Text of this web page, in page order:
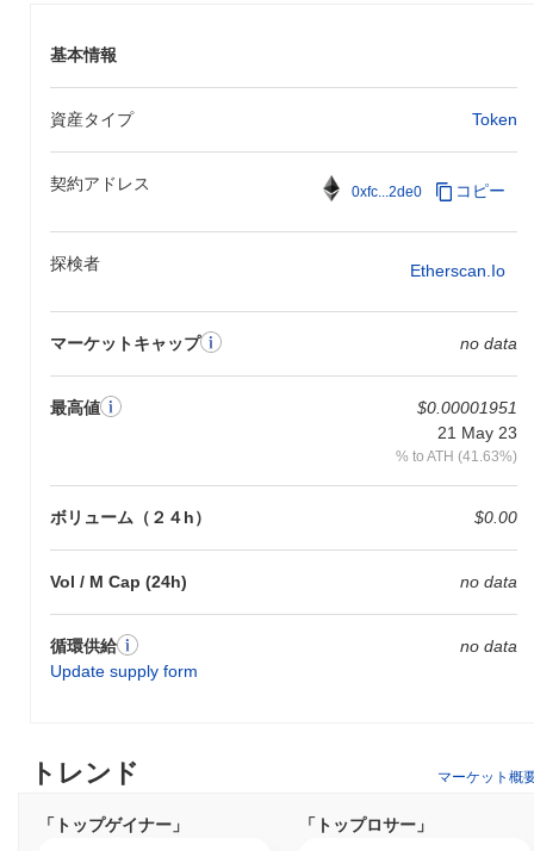
基本情報
資産タイプ Token
契約アドレス 0xfc...2de0 コピー
探検者 Etherscan.io
マーケットキャップ no data
最高値
$0.00001951
21 May 23
% to ATH (41.63%)
ボリューム（２４h） $0.00
Vol / M Cap (24h) no data
循環供給
Update supply form
no data
トレンド マーケット概
「トップゲイナー」 「トップロサー」